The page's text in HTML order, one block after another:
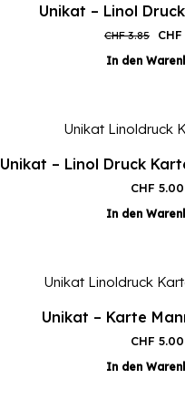
Unikat – Linol
CHF3.85
war:
CHF
In den
Unikat – Linol Druck
CHF 5.00
In den
Unikat – Karte
CHF 5.00
In den